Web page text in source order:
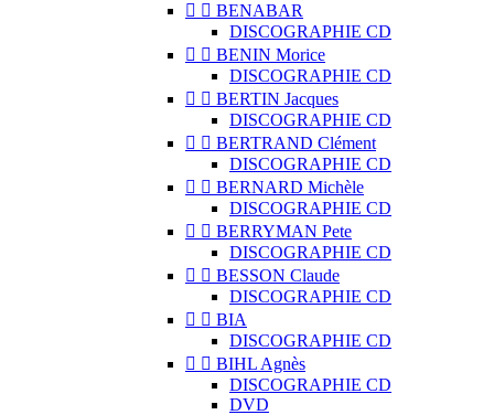
  BENABAR
DISCOGRAPHIE CD
  BENIN Morice
DISCOGRAPHIE CD
  BERTIN Jacques
DISCOGRAPHIE CD
  BERTRAND Clément
DISCOGRAPHIE CD
  BERNARD Michèle
DISCOGRAPHIE CD
  BERRYMAN Pete
DISCOGRAPHIE CD
  BESSON Claude
DISCOGRAPHIE CD
  BIA
DISCOGRAPHIE CD
  BIHL Agnès
DISCOGRAPHIE CD
DVD